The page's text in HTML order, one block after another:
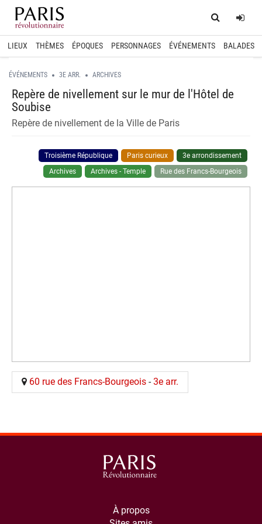
Home
LIEUX THÈMES ÉPOQUES PERSONNAGES ÉVÉNEMENTS BALADES
ÉVÉNEMENTS 3E ARR. ARCHIVES
Repère de nivellement sur le mur de l'Hôtel de
Soubise
Repère de nivellement de la Ville de Paris
Troisième République Paris curieux
3e arrondissement
Archives
Archives - Temple Rue des Francs-Bourgeois
60 rue des Francs-Bourgeois -3e arr.
À propos